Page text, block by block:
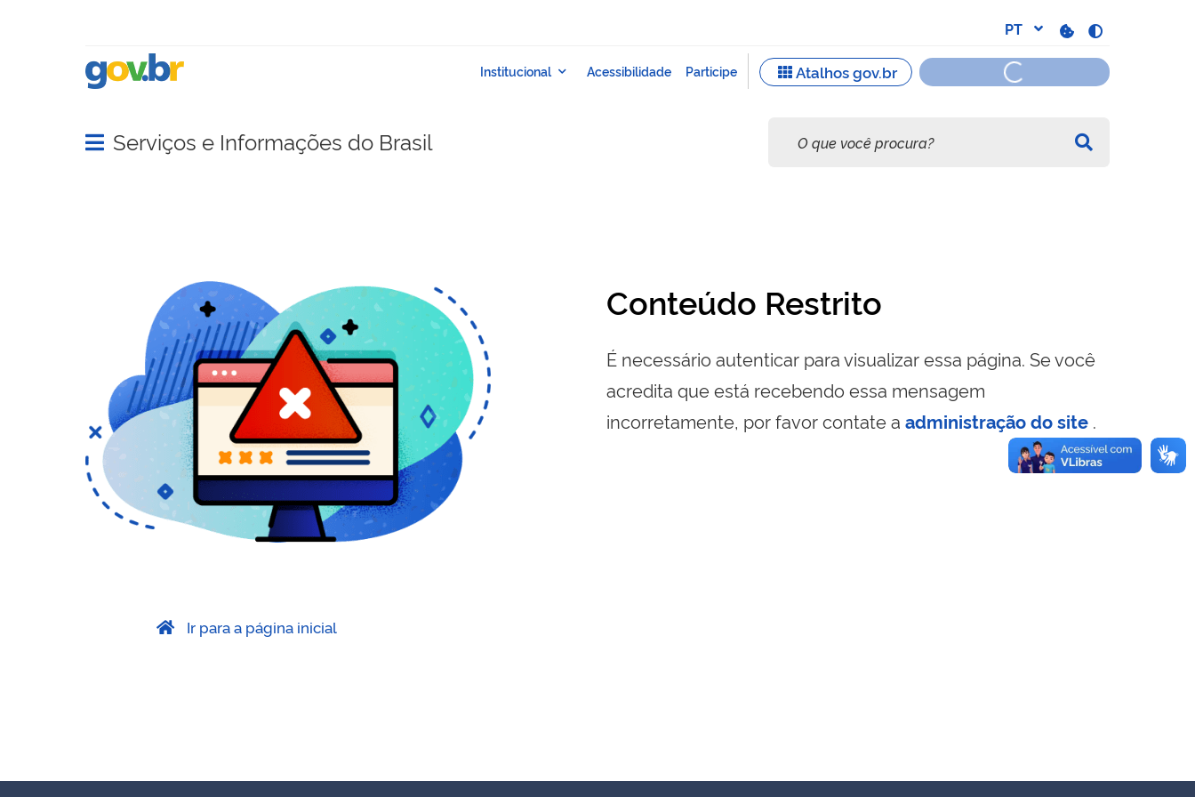
Abrir menu principal de navegação
Serviços e Informações do Brasil
Conteúdo Restrito
É necessário autenticar para visualizar essa página. Se você
acredita que está recebendo essa mensagem
incorretamente, por favor contate a administração do site .
Ir para a página inicial